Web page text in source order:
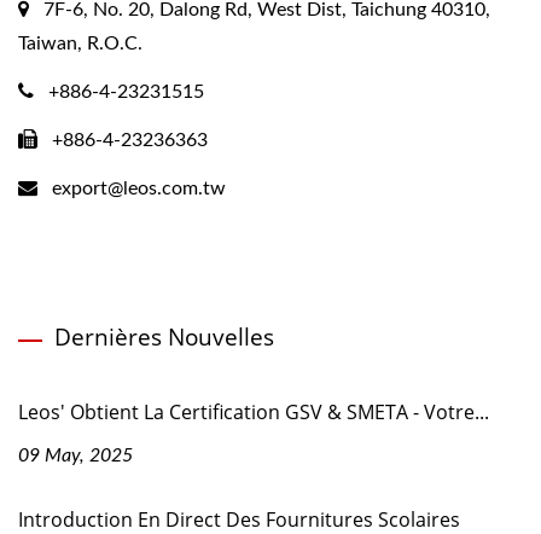
7F-6, No. 20, Dalong Rd, West Dist, Taichung 40310,
Taiwan, R.O.C.
+886-4-23231515
+886-4-23236363
export@leos.com.tw
Dernières Nouvelles
Leos' Obtient La Certification GSV & SMETA - Votre...
09 May, 2025
Introduction En Direct Des Fournitures Scolaires